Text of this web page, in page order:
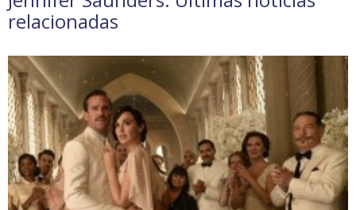
relacionadas